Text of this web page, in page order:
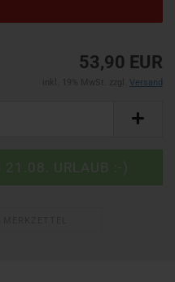
53,90 EUR
Versand